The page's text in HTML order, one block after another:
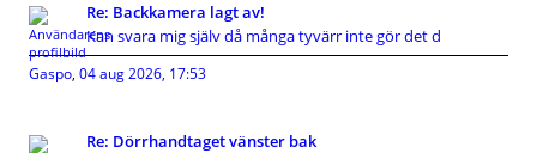
Re: Backkamera lagt av!
Kan svara mig själv då många tyvärr inte gör det d
Gaspo, 04 aug 2026, 17:53
Re: Dörrhandtaget vänster bak